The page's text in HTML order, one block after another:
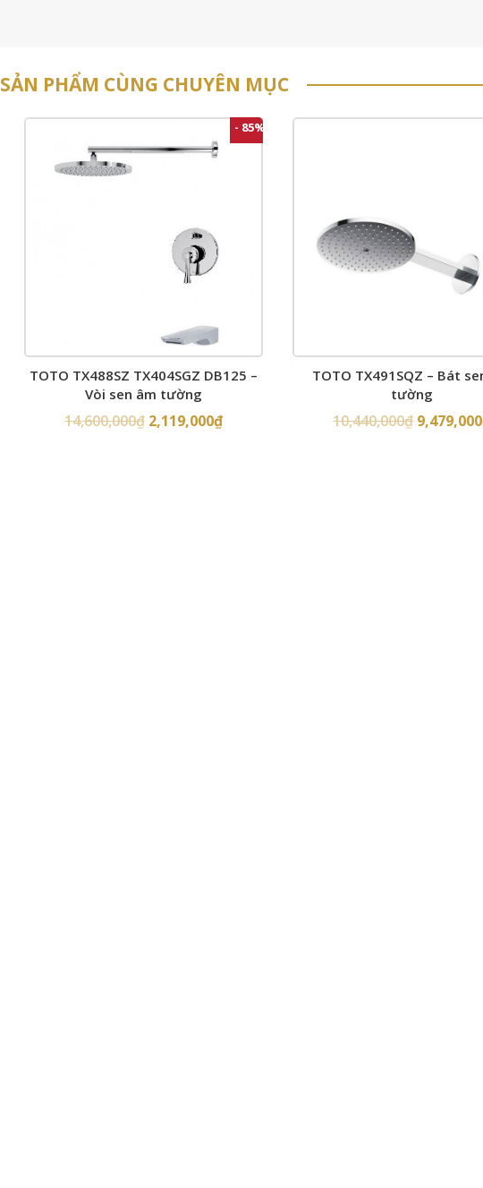
SẢN PHẨM CÙNG CHUYÊN MỤC
- 85%
TOTO TX488SZ TX404SGZ DB125 –
Vòi sen âm tường
14,600,000₫ 2,119,000₫
TOTO TX491SQZ – Bát
tường
10,440,000₫ 9,479,000